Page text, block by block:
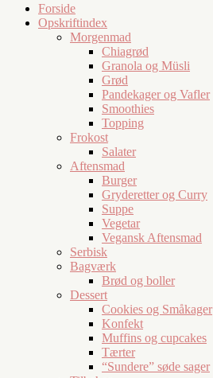
Forside
Opskriftindex
Morgenmad
Chiagrød
Granola og Müsli
Grød
Pandekager og Vafler
Smoothies
Topping
Frokost
Salater
Aftensmad
Burger
Gryderetter og Curry
Suppe
Vegetar
Vegansk Aftensmad
Serbisk
Bagværk
Brød og boller
Dessert
Cookies og Småkager
Konfekt
Muffins og cupcakes
Tærter
“Sundere” søde sager